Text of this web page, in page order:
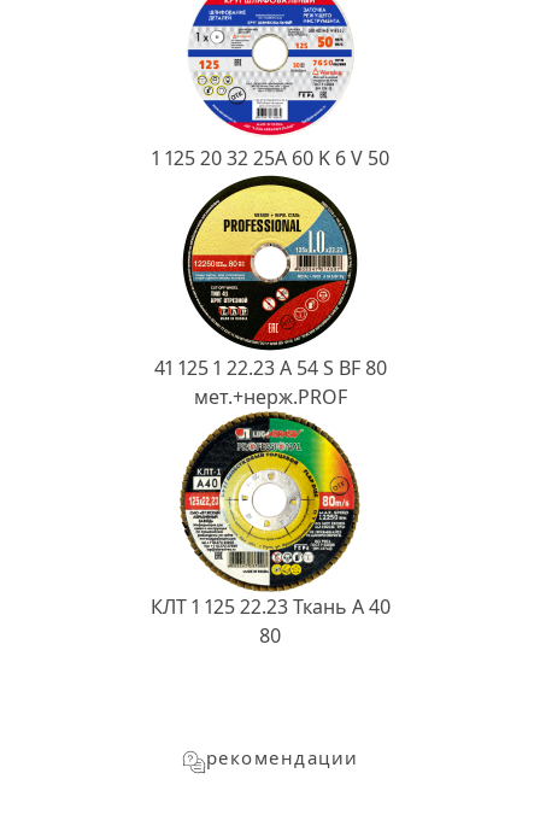
1 125 20 32 25А 60 K 6 V 50
41 125 1 22.23 A 54 S BF 80
мет.+нерж.PROF
КЛТ 1 125 22.23 Ткань A 40
80
рекомендации